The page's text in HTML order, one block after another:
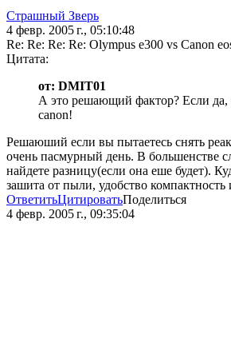
Страшный Зверь
4 февр. 2005 г., 05:10:48
Re: Re: Re: Re: Olympus e300 vs Canon
Цитата:
от: DMIT01
А это решающий фактор? Если да,
canon!
Решаюший если вы пытаетесь снять
очень пасмурный день. В большенстве
найдете разницу(если она еше будет).
зашита от пыли, удобство компактность
ОтветитьЦитироватьПоделиться
4 февр. 2005 г., 09:35:04